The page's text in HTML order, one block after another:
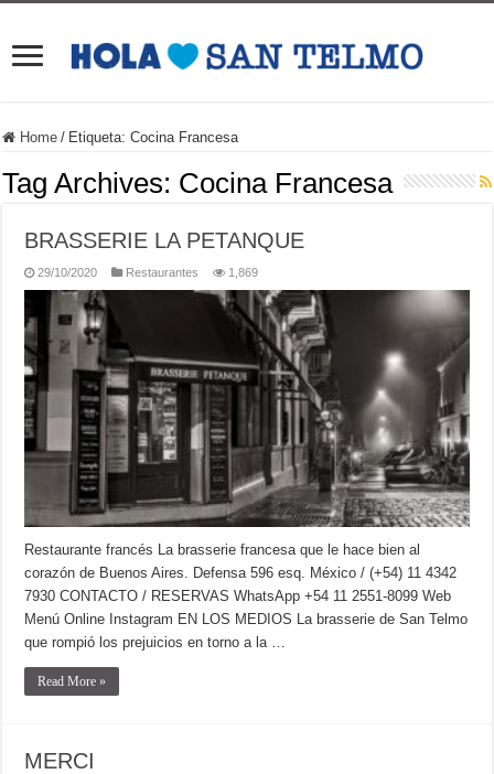
Home / Etiqueta:Cocina Francesa
Tag Archives: Cocina Francesa
BRASSERIE LA PETANQUE
29/10/2020 Restaurantes 1,869
Restaurante francés La brasserie francesa que le hace bien al
corazón de Buenos Aires. Defensa 596 esq. México / (+54) 11 4342
7930 CONTACTO / RESERVAS WhatsApp +54 11 2551-8099 Web
Menú Online Instagram EN LOS MEDIOS La brasserie de San Telmo
que rompió los prejuicios en torno a la …
Read More »
MERCI